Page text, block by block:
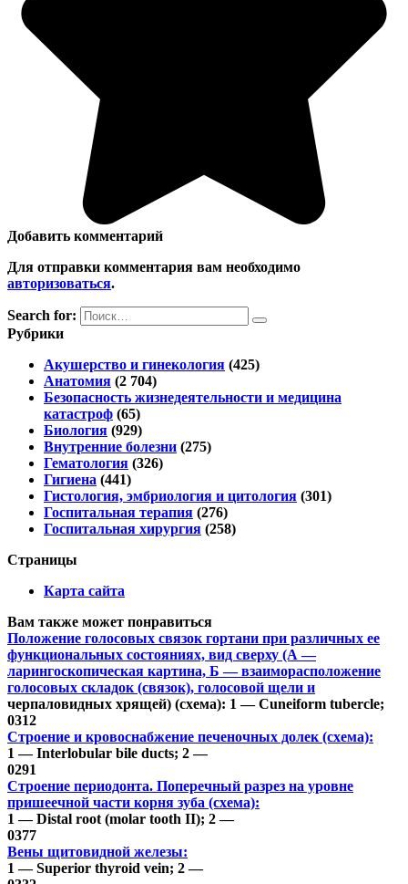
Добавить комментарий
Для отправки комментария вам необходимо
авторизоваться.
Search for:
Рубрики
Акушерство и гинекология (425)
Анатомия (2 704)
Безопасность жизнедеятельности и медицина
катастроф (65)
Биология (929)
Внутренние болезни (275)
Гематология (326)
Гигиена (441)
Гистология, эмбриология и цитология (301)
Госпитальная терапия (276)
Госпитальная хирургия (258)
Страницы
Карта сайта
Вам также может понравиться
Положение голосовых связок гортани при различных ее
функциональных состояниях, вид сверху (А —
ларингоскопическая картина, Б — взаиморасположение
голосовых складок (связок), голосовой щели и
черпаловидных хрящей) (схема): 1 — Cuneiform tubercle;
0312
Строение и кровоснабжение печеночных долек (схема):
1 — Interlobular bile ducts; 2 —
0291
Строение периодонта. Поперечный разрез на уровне
пришеечной части корня зуба (схема):
1 — Distal root (molar tooth II); 2 —
0377
Вены щитовидной железы:
1 — Superior thyroid vein; 2 —